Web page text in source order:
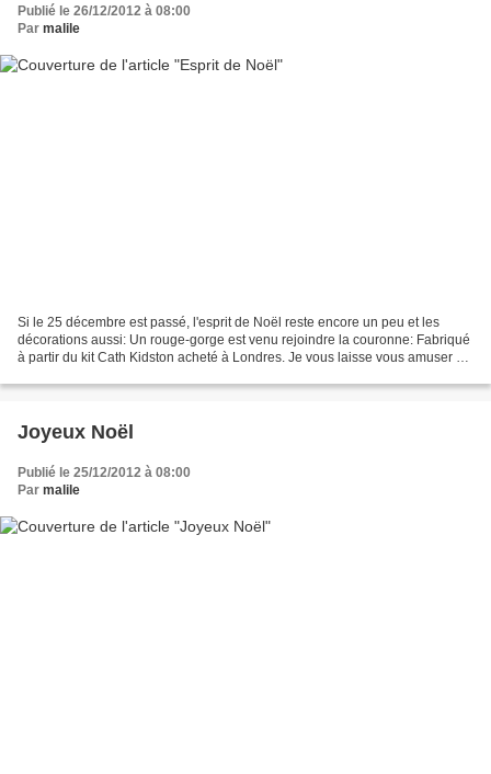
Publié le 26/12/2012 à 08:00
Par malile
Si le 25 décembre est passé, l'esprit de Noël reste encore un peu et les
décorations aussi: Un rouge-gorge est venu rejoindre la couronne: Fabriqué
à partir du kit Cath Kidston acheté à Londres. Je vous laisse vous amuser au
Joyeux Noël
Publié le 25/12/2012 à 08:00
Par malile